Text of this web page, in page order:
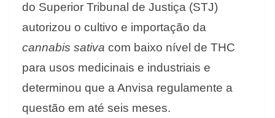
do Superior Tribunal de Justiça (STJ)
autorizou o cultivo e importação da
cannabis sativa com baixo nível de THC
para usos medicinais e industriais e
determinou que a Anvisa regulamente a
questão em até seis meses.